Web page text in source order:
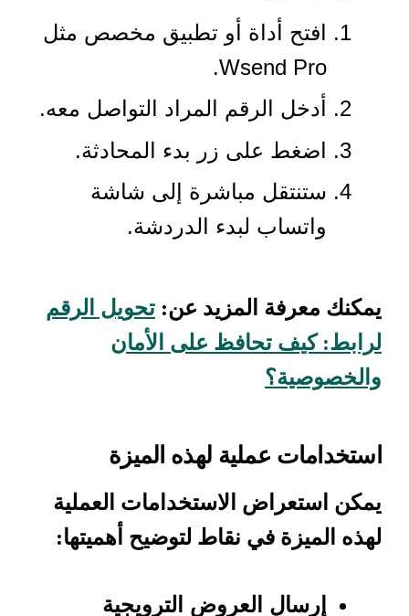
افتح أداة أو تطبيق مخصص مثل
Wsend Pro.
أدخل الرقم المراد التواصل معه.
اضغط على زر بدء المحادثة.
ستنتقل مباشرة إلى شاشة
واتساب لبدء الدردشة.
يمكنك معرفة المزيد عن: تحويل الرقم
لرابط: كيف تحافظ على الأمان
والخصوصية؟
استخدامات عملية لهذه الميزة
يمكن استعراض الاستخدامات العملية
لهذه الميزة في نقاط لتوضيح أهميتها:
إرسال العروض الترويجية